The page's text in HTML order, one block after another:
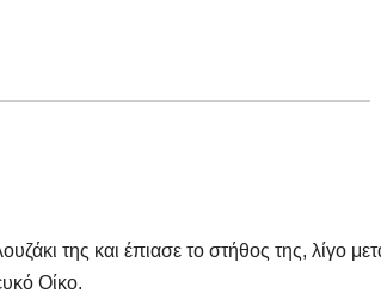
της και έπιασε το στήθος της, λίγο
Οίκο.